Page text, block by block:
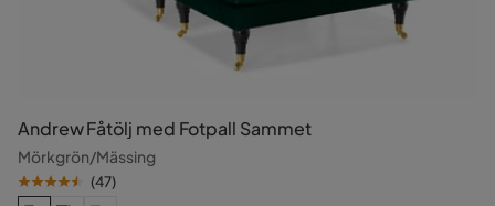
Andrew Fåtölj med Fotpall Sammet
Mörkgrön/Mässing
(47)